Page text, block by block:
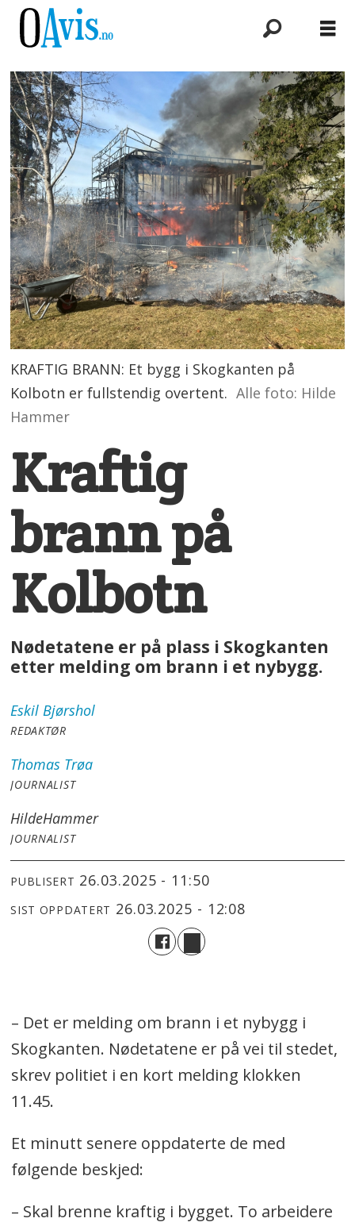
KRAFTIG BRANN: Et bygg i Skogkanten på
Kolbotn er fullstendig overtent. Alle foto: Hilde
Hammer
Kraftig
brann på
Kolbotn
Nødetatene er på plass i Skogkanten
etter melding om brann i et nybygg.
Eskil Bjørshol
REDAKTØR
Thomas Trøa
JOURNALIST
HildeHammer
JOURNALIST
PUBLISERT 26.03.2025 - 11:50
SIST OPPDATERT 26.03.2025 - 12:08
– Det er melding om brann i et nybygg i
Skogkanten. Nødetatene er på vei til stedet,
skrev politiet i en kort melding klokken
11.45.
Et minutt senere oppdaterte de med
følgende beskjed:
– Skal brenne kraftig i bygget. To arbeidere